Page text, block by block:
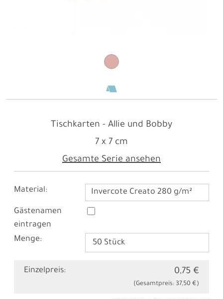
Tischkarten - Allie und Bobby
Gesamte Serie ansehen
7 x 7 cm
Material: Invercote Creato 280 g/m²
Gästenamen
eintragen
Menge:
Einzelpreis: 0,75 €
(Gesamtpreis: 37,50 €)